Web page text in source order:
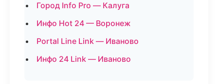
Город Info Pro — Калуга
Инфо Hot 24 — Воронеж
Portal Line Link — Иваново
Инфо 24 Link — Иваново